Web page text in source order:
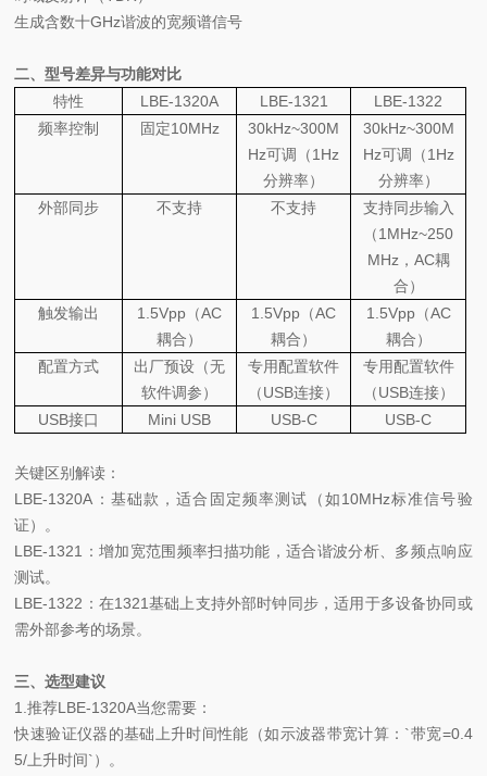
生成含数十GHz谐波的宽频谱信号
二、型号差异与功能对比
特性
LBE-1320A LBE-1321
LBE-1322
频率控制
固定10MHz
30kHz~300M
Hz可调（1Hz
分辨率）
30kHz~300M
Hz可调（1Hz
分辨率）
外部同步
不支持 不支持
支持同步输入
（1MHz~250
MHz，AC耦
合）
触发输出
1.5Vpp（AC
耦合）
1.5Vpp（AC
耦合）
1.5Vpp（AC
耦合）
配置方式
出厂预设（无
软件调参）
专用配置软件
（USB连接）
专用配置软件
（USB连接）
USB接口
Mini USB USB-C USB-C
关键区别解读：
LBE-1320A：基础款，适合固定频率测试（如10MHz标准信号验
证）。
LBE-1321：增加宽范围频率扫描功能，适合谐波分析、多频点响应
测试。
LBE-1322：在1321基础上支持外部时钟同步，适用于多设备协同或
需外部参考的场景。
三、选型建议
1.推荐LBE-1320A当您需要：
快速验证仪器的基础上升时间性能（如示波器带宽计算：`带宽=0.4
5/上升时间`）。